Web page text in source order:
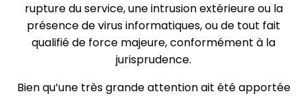
rupture du service, une intrusion extérieure ou la
présence de virus informatiques, ou de tout fait
qualifié de force majeure, conformément à la
jurisprudence.
Bien qu’une très grande attention ait été apportée